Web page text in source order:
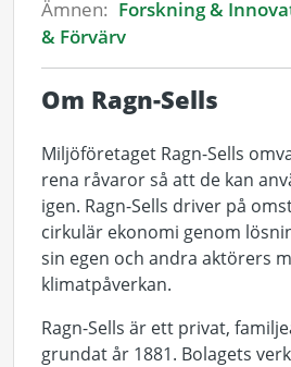
Ämnen: Forskning &
& Förvärv
Om Ragn-Sells
Miljöföretaget Ragn-Sells
rena råvaror så att de kan
igen. Ragn-Sells driver på
cirkulär ekonomi genom
sin egen och andra aktörers
klimatpåverkan.
Ragn-Sells är ett privat,
grundat år 1881. Bolagets